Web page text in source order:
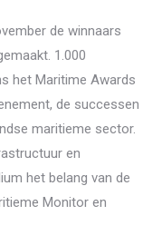
de winnaars
1.000
het Maritime Awards
de successen
maritieme sector.
en
het belang van de
Monitor en